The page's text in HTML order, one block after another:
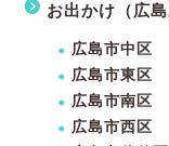
お出かけ（広島
広島市中区
広島市東区
広島市南区
広島市西区